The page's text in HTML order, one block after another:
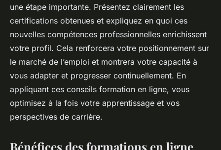
une étape importante. Présentez clairement les
certifications obtenues et expliquez en quoi ces
nouvelles compétences professionnelles enrichissent
votre profil. Cela renforcera votre positionnement sur
le marché de l’emploi et montrera votre capacité à
vous adapter et progresser continuellement. En
appliquant ces conseils formation en ligne, vous
optimisez à la fois votre apprentissage et vos
perspectives de carrière.
Bénéfices des formations en ligne